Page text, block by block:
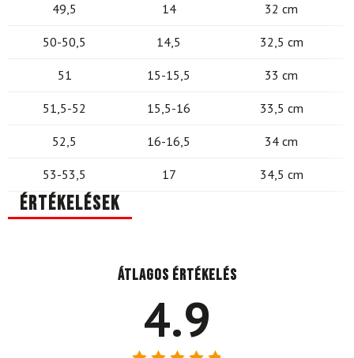
49,5 14 32 cm
50-50,5 14,5 32,5 cm
51 15-15,5 33 cm
51,5-52 15,5-16 33,5 cm
52,5 16-16,5 34 cm
53-53,5 17 34,5 cm
Értékelések
Átlagos értékelés
4.9